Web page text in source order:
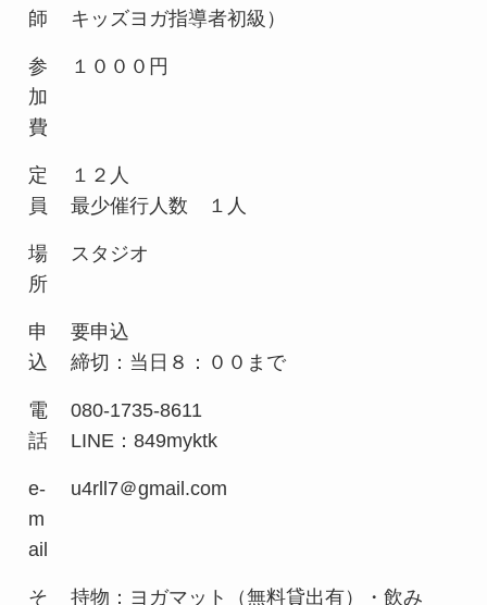
師
キッズヨガ指導者初級）
参
加
費
１０００円
定
員
１２人
最少催行人数 １人
場
所
スタジオ
申
込
要申込
締切：当日８：００まで
電
話
080-1735-8611
LINE：849myktk
e-
m
ail
u4rll7＠gmail.com
そ 持物：ヨガマット（無料貸出有）・飲み